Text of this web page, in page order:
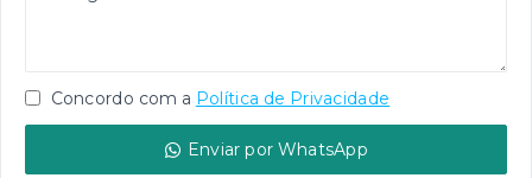
Concordo com a Política de Privacidade
Enviar por WhatsApp